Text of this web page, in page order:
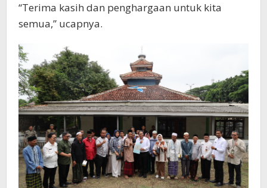
“Terima kasih dan penghargaan untuk kita
semua,” ucapnya.